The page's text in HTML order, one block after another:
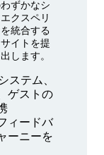
ずかなシ
クスペリ
統合する
イトを提
します。
テム、
ゲストの
ィードバ
ーニーを